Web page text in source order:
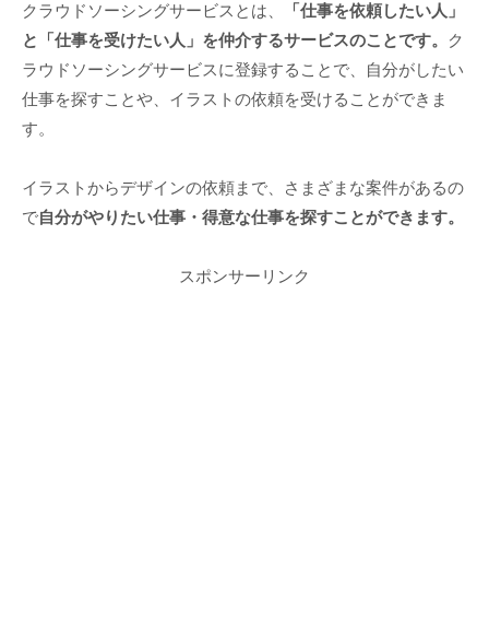
クラウドソーシングサービスとは、
「仕事を依頼したい人」
と「仕事を受けたい人」を仲介するサービスのことです。
ク
ラウドソーシングサービスに登録することで、自分がしたい
仕事を探すことや、イラストの依頼を受けることができま
す。
イラストからデザインの依頼まで、さまざまな案件があるの
で自分がやりたい仕事・得意な仕事を探すことができます。
スポンサーリンク